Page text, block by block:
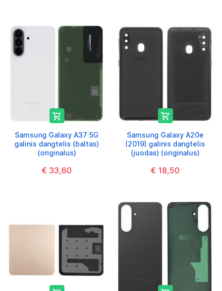

Samsung Galaxy A37 5G
galinis dangtelis (baltas)
(originalus)
€ 33,60

Samsung Galaxy A20e
(2019) galinis dangtelis
(juodas) (originalus)
€ 18,50